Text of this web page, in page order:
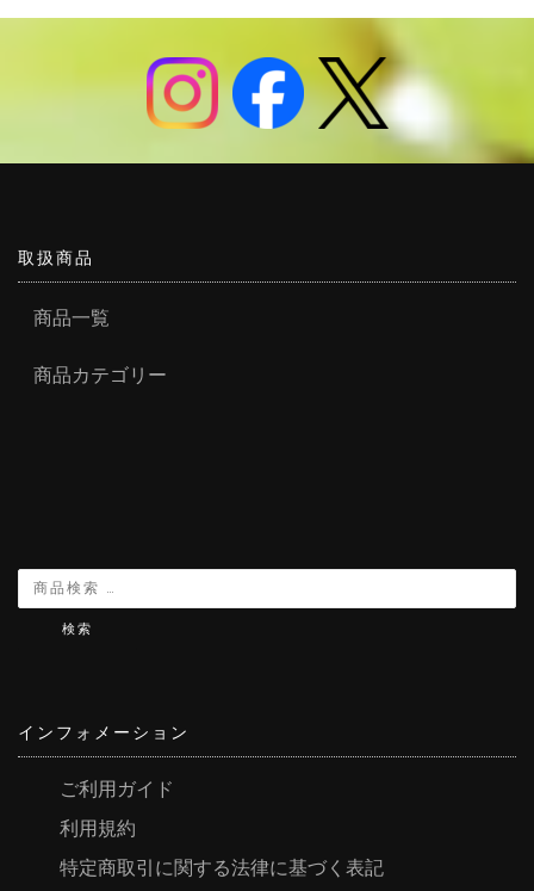
取扱商品
商品一覧
商品カテゴリー
検索
インフォメーション
ご利用ガイド
利用規約
特定商取引に関する法律に基づく表記